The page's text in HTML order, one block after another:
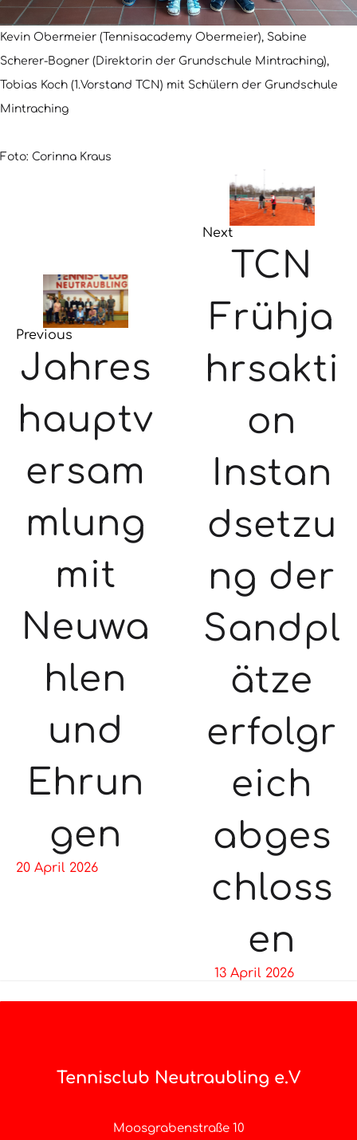
Kevin Obermeier (Tennisacademy Obermeier), Sabine
Scherer-Bogner (Direktorin der Grundschule Mintraching),
Tobias Koch (1.Vorstand TCN) mit Schülern der Grundschule
Mintraching
Foto: Corinna Kraus
Previous
Jahres
hauptv
ersam
mlung
mit
Neuwa
hlen
und
Ehrun
gen
20 April 2026
Next
TCN
Frühja
hrsakti
on
Instan
dsetzu
ng der
Sandpl
ätze
erfolgr
eich
abges
chloss
en
13 April 2026
Tennisclub Neutraubling e.V
Moosgrabenstraße 10